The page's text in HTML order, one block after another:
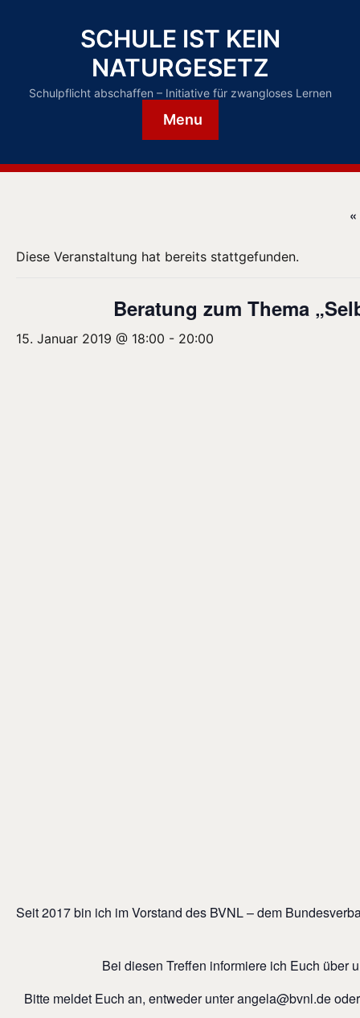
SCHULE IST KEIN
NATURGESETZ
Schulpflicht abschaffen – Initiative für zwangloses Lernen
Menu
Diese Veranstaltung hat bereits stattgefunden.
Beratung zum Thema
15. Januar 2019 @ 18:00 - 20:00
Seit 2017 bin ich im Vorstand des BVNL – dem
Bei diesen Treffen informiere ich Euch über
Bitte meldet Euch an, entweder unter angela@bvnl.de